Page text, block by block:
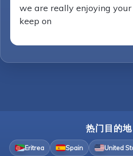
we are really enjoying
keep on
热门目的地
Eritrea Spain United